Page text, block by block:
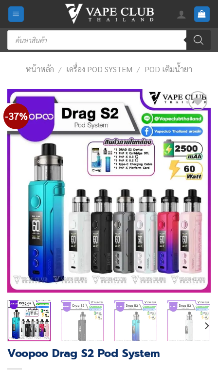
Skip
content
Products
search
หน้าหลัก / เครื่อง POD SYSTEM / POD เติมน้ำยา
-37%
Add
to
wishlist
Voopoo Drag S2 Pod System